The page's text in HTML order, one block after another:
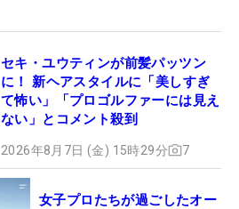
セキ・ユウティンが前髪パッツン
に！ 新ヘアスタイルに「美しすぎ
て怖い」「プロゴルファーには見え
ない」とコメント殺到
2026年8月7日 (金) 15時29分 7
女子プロたちが過ごしたオー